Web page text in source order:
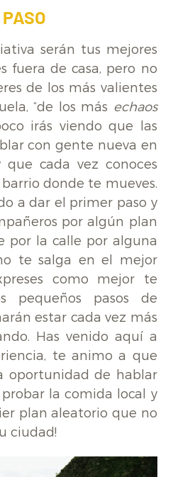
serán tus mejores
fuera de casa, pero no
de los más valientes
“de los más echaos
irás viendo que las
con gente nueva en
cada vez conoces
donde te mueves.
a dar el primer paso y
por algún plan
por la calle por alguna
te salga en el mejor
como mejor te
pequeños pasos de
estar cada vez más
Has venido aquí a
te animo a que
oportunidad de hablar
la comida local y
plan aleatorio que no
ciudad!